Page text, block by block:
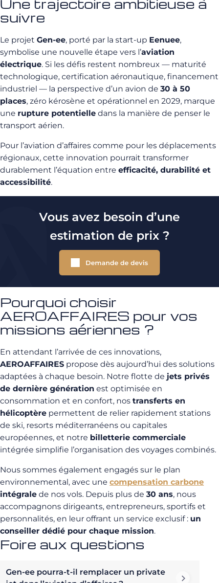
Une trajectoire ambitieuse à
suivre
Le projet Gen-ee, porté par la start-up Eenuee,
symbolise une nouvelle étape vers l’aviation
électrique. Si les défis restent nombreux — maturité
technologique, certification aéronautique, financement
industriel — la perspective d’un avion de 30 à 50
places, zéro kérosène et opérationnel en 2029, marque
une rupture potentielle dans la manière de penser le
transport aérien.
Pour l’aviation d’affaires comme pour les déplacements
régionaux, cette innovation pourrait transformer
durablement l’équation entre efficacité, durabilité et
accessibilité.
Vous avez besoin d’une
estimation de prix ?
Demande de devis
Pourquoi choisir
AEROAFFAIRES pour vos
missions aériennes ?
En attendant l’arrivée de ces innovations,
AEROAFFAIRES propose dès aujourd’hui des solutions
adaptées à chaque besoin. Notre flotte de jets privés
de dernière génération est optimisée en
consommation et en confort, nos transferts en
hélicoptère permettent de relier rapidement stations
de ski, resorts méditerranéens ou capitales
européennes, et notre billetterie commerciale
intégrée simplifie l’organisation des voyages combinés.
Nous sommes également engagés sur le plan
environnemental, avec une compensation carbone
intégrale de nos vols. Depuis plus de 30 ans, nous
accompagnons dirigeants, entrepreneurs, sportifs et
personnalités, en leur offrant un service exclusif : un
conseiller dédié pour chaque mission.
Foire aux questions
Gen-ee pourra-t-il remplacer un private